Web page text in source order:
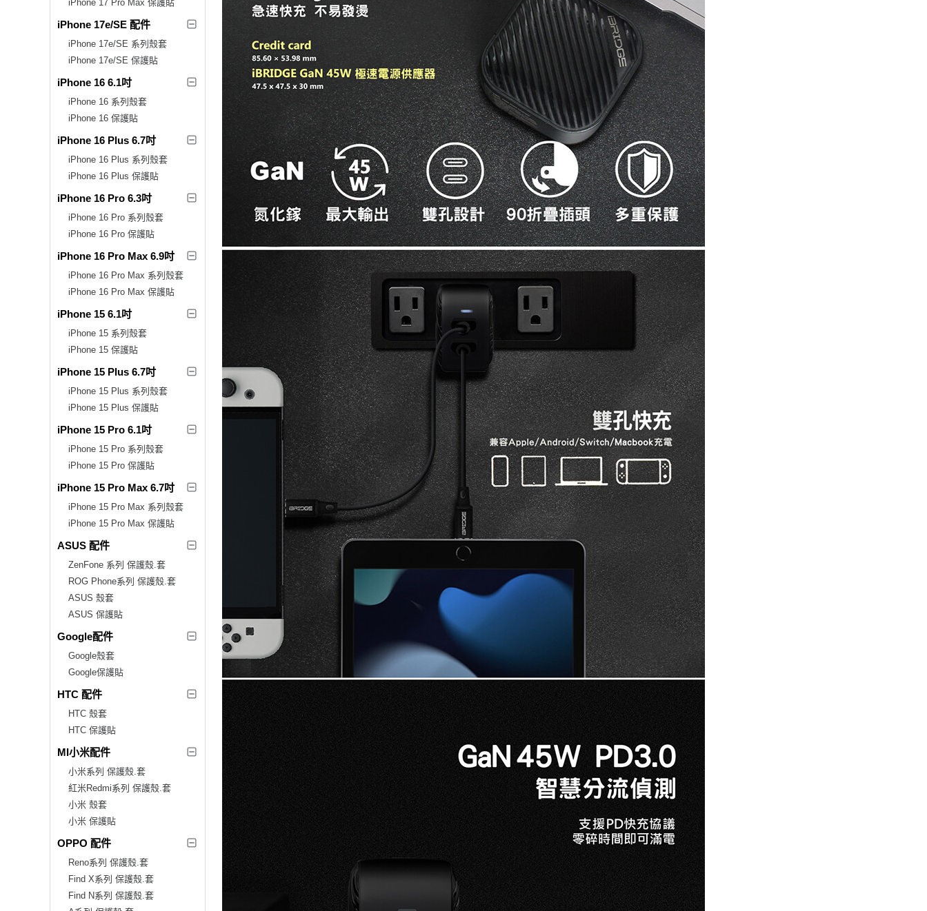
iPhone 17 Pro Max 保護貼
iPhone 17e/SE 配件
iPhone 17e/SE 系列殼套
iPhone 17e/SE 保護貼
iPhone 16 6.1吋
iPhone 16 系列殼套
iPhone 16 保護貼
iPhone 16 Plus 6.7吋
iPhone 16 Plus 系列殼套
iPhone 16 Plus 保護貼
iPhone 16 Pro 6.3吋
iPhone 16 Pro 系列殼套
iPhone 16 Pro 保護貼
iPhone 16 Pro Max 6.9吋
iPhone 16 Pro Max 系列殼套
iPhone 16 Pro Max 保護貼
iPhone 15 6.1吋
iPhone 15 系列殼套
iPhone 15 保護貼
iPhone 15 Plus 6.7吋
iPhone 15 Plus 系列殼套
iPhone 15 Plus 保護貼
iPhone 15 Pro 6.1吋
iPhone 15 Pro 系列殼套
iPhone 15 Pro 保護貼
iPhone 15 Pro Max 6.7吋
iPhone 15 Pro Max 系列殼套
iPhone 15 Pro Max 保護貼
ASUS 配件
ZenFone 系列 保護殼.套
ROG Phone系列 保護殼.套
ASUS 殼套
ASUS 保護貼
Google配件
Google殼套
Google保護貼
HTC 配件
HTC 殼套
HTC 保護貼
MI小米配件
小米系列 保護殼.套
紅米Redmi系列 保護殼.套
小米 殼套
小米 保護貼
OPPO 配件
Reno系列 保護殼.套
Find X系列 保護殼.套
Find N系列 保護殼.套